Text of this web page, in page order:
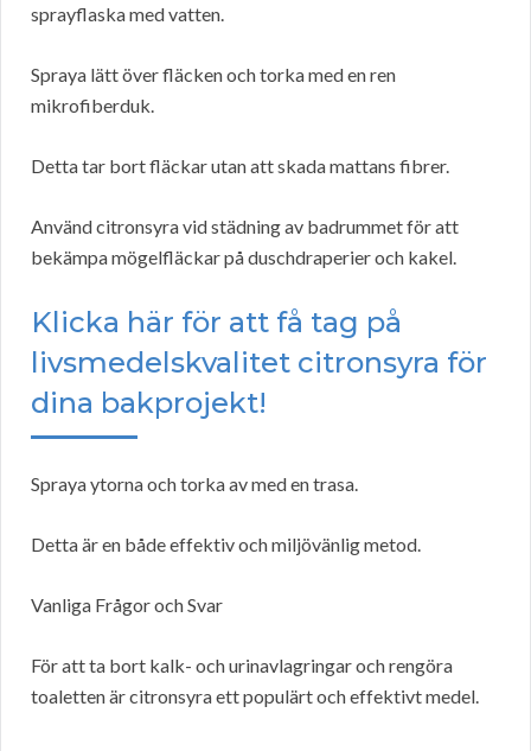
sprayflaska med vatten.
Spraya lätt över fläcken och torka med en ren
mikrofiberduk.
Detta tar bort fläckar utan att skada mattans fibrer.
Använd citronsyra vid städning av badrummet för att
bekämpa mögelfläckar på duschdraperier och kakel.
Klicka här för att få tag på
livsmedelskvalitet citronsyra för
dina bakprojekt!
Spraya ytorna och torka av med en trasa.
Detta är en både effektiv och miljövänlig metod.
Vanliga Frågor och Svar
För att ta bort kalk- och urinavlagringar och rengöra
toaletten är citronsyra ett populärt och effektivt medel.